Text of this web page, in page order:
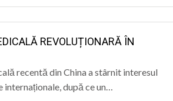
REVOLUȚIONARĂ ÎN
recentă din China a stârnit interesul
după ce un…